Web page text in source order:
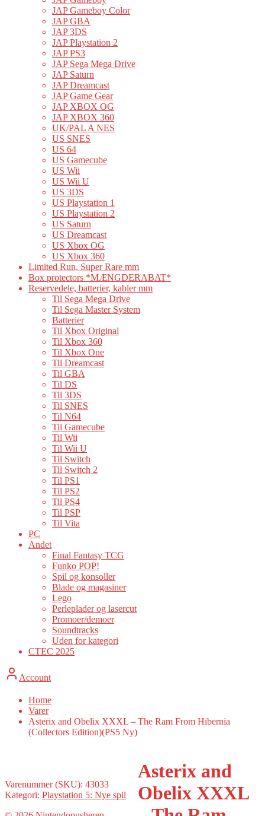
JAP Gameboy Color
JAP GBA
JAP 3DS
JAP Playstation 2
JAP PS3
JAP Sega Mega Drive
JAP Saturn
JAP Dreamcast
JAP Game Gear
JAP XBOX OG
JAP XBOX 360
UK/PAL A NES
US SNES
US 64
US Gamecube
US Wii
US Wii U
US 3DS
US Playstation 1
US Playstation 2
US Saturn
US Dreamcast
US Xbox OG
US Xbox 360
Limited Run, Super Rare mm
Box protectors *MÆNGDERABAT*
Reservedele, batterier, kabler mm
Til Sega Mega Drive
Til Sega Master System
Batterier
Til Xbox Original
Til Xbox 360
Til Xbox One
Til Dreamcast
Til GBA
Til DS
Til 3DS
Til SNES
Til N64
Til Gamecube
Til Wii
Til Wii U
Til Switch
Til Switch 2
Til PS1
Til PS2
Til PS4
Til PSP
Til Vita
PC
Andet
Final Fantasy TCG
Funko POP!
Spil og konsoller
Blade og magasiner
Lego
Perleplader og lasercut
Promoer/demoer
Soundtracks
Uden for kategori
CTEC 2025
Account
Home
Varer
Asterix and Obelix XXXL – The Ram From Hibernia
(Collectors Edition)(PS5 Ny)
Asterix and
Obelix XXXL
Varenummer (SKU): 43033
Kategori: Playstation 5: Nye spil